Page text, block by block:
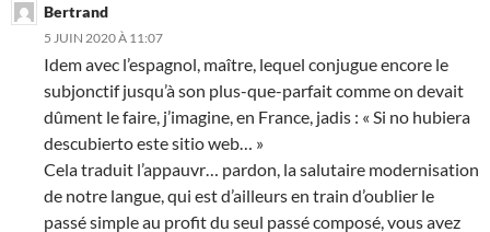
Bertrand
5 JUIN 2020 À 11:07
Idem avec l’espagnol, maître, lequel conjugue encore le
subjonctif jusqu’à son plus-que-parfait comme on devait
dûment le faire, j’imagine, en France, jadis : « Si no hubiera
descubierto este sitio web… »
Cela traduit l’appauvr… pardon, la salutaire modernisation
de notre langue, qui est d’ailleurs en train d’oublier le
passé simple au profit du seul passé composé, vous avez